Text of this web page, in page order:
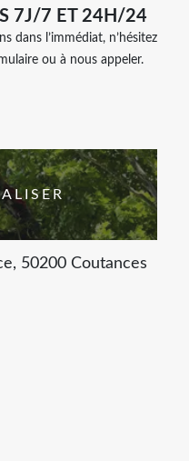
7J/7 ET 24H/24
dans l’immédiat, n’hésitez
ou à nous appeler.
50200 Coutances